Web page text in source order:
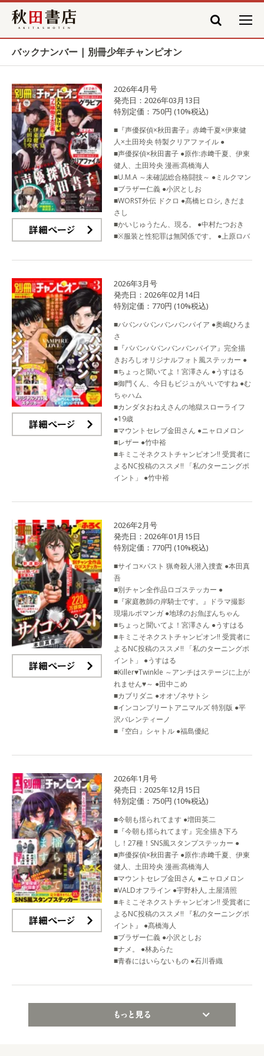
秋田書店
バックナンバー | 別冊少年チャンピオン
2026年4月号
発売日：2026年03月13日
特別定価：750円 (10%税込)
■『声優探偵×秋田書子』赤﨑千夏×伊東健
人×土田玲央 特製クリアファイル ●
■声優探偵×秋田書子 ●原作:赤﨑千夏、伊東
健人、土田玲央 漫画:髙橋海人
■U.M.A ～未確認総合格闘技～ ●ミルクマン
■ブラザー仁義 ●小沢としお
■WORST外伝 ドクロ ●髙橋ヒロシ, きだま
さし
■かいじゅうたん、現る。 ●中村たつおき
■※服装と性犯罪は無関係です。 ●上原ロバ
2026年3月号
発売日：2026年02月14日
特別定価：770円 (10%税込)
■ババンババンバンバンパイア ●奥嶋ひろま
さ
■『ババンババンバンバンパイア』完全描
きおろしオリジナルフォト風ステッカー ●
■ちょっと聞いてよ！宮澤さん ●うすはる
■御門くん、今日もビジュがいいですね ●む
ちゃハム
■カンダタおねえさんの地獄スローライフ
●19歳
■マウントセレブ金田さん ●ニャロメロン
■レザー ●竹中裕
■キミこそネクストチャンピオン!! 受賞者に
よるNC投稿のススメ!! 「私のターニングポ
イント」 ●竹中裕
2026年2月号
発売日：2026年01月15日
特別定価：770円 (10%税込)
■サイコ×パスト 猟奇殺人潜入捜査 ●本田真
吾
■別チャン全作品ロゴステッカー ●
■『家庭教師の岸騎士です。』ドラマ撮影
現場ルポマンガ ●地球のお魚ぽんちゃん
■ちょっと聞いてよ！宮澤さん ●うすはる
■キミこそネクストチャンピオン!! 受賞者に
よるNC投稿のススメ!! 「私のターニングポ
イント」 ●うすはる
■Killer♥Twinkle ～アンチはステージに上が
れません♥～ ●田中こめ
■カブリダニ ●オオゾネサトシ
■インコンプリートアニマルズ 特別版 ●平
沢バレンティーノ
■『空白』シャトル ●福島優紀
2026年1月号
発売日：2025年12月15日
特別定価：750円 (10%税込)
■今朝も揺られてます ●増田英二
■『今朝も揺られてます』完全描き下ろ
し！27種！SNS風スタンプステッカー ●
■声優探偵×秋田書子 ●原作:赤﨑千夏、伊東
健人、土田玲央 漫画:髙橋海人
■マウントセレブ金田さん ●ニャロメロン
■VALDオフライン ●宇野朴人, 土屋清照
■キミこそネクストチャンピオン!! 受賞者に
よるNC投稿のススメ!! 『私のターニングポ
イント』 ●髙橋海人
■ブラザー仁義 ●小沢としお
■ナメ。 ●林あらた
■青春にはいらないもの ●石川香織